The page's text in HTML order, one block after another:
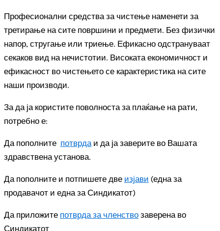
Професионални средства за чистење наменети за
третирање на сите површини и предмети. Без физички
напор, стругање или триење. Ефикасно одстрануваат
секаков вид на нечистотии. Високата економичност и
ефикасност во чистењето се карактеристика на сите
наши производи.
За да ја користите поволноста за плаќање на рати,
потребно е:
Да пополните потврдаи да ја заверите во Вашата
здравствена установа.
Да пополните и потпишете две изјави (една за
продавачот и една за Синдикатот)
Да приложите потврда за членство заверена во
Синдикатот